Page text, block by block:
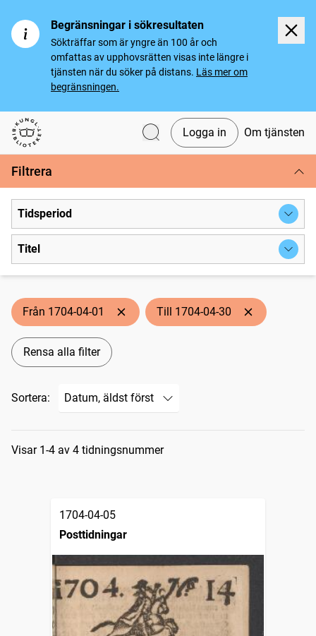
Begränsningar i sökresultaten
Sökträffar som är yngre än 100 år och
omfattas av upphovsrätten visas inte längre i
tjänsten när du söker på distans. Läs mer om
begränsningen.
Svenska tidningar
Logga in Om tjänsten
Filtrera
Tidsperiod
Titel
Från 1704-04-01 Till 1704-04-30
Rensa alla filter
Sortera:
Sökresultat
Visar 1-4 av 4 tidningsnummer
1704-04-05
Posttidningar